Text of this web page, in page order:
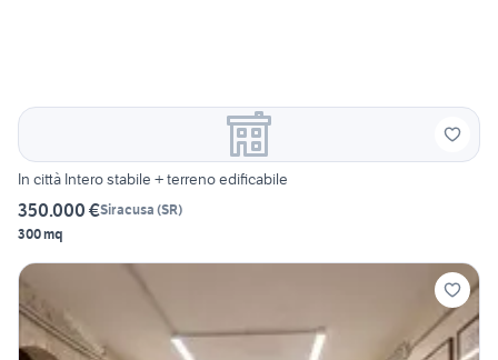
In città Intero stabile + terreno edificabile
350.000 €Siracusa (SR)
300 mq